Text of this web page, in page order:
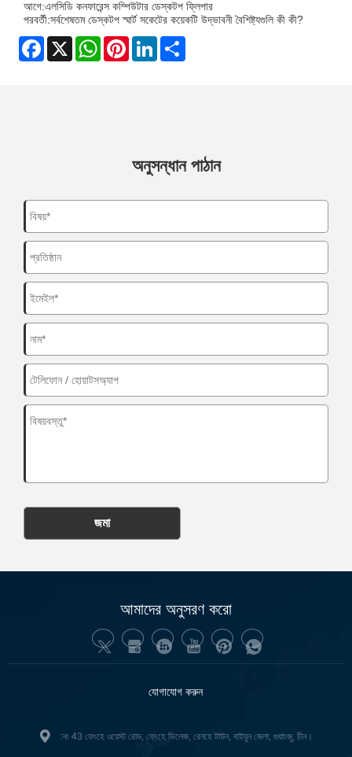
আগে:এলসিডি কনফারেন্স কম্পিউটার ডেস্কটপ ফ্লিপার
পরবর্তী:সর্বশেষতম ডেস্কটপ স্মার্ট সকেটের কয়েকটি উদ্ভাবনী বৈশিষ্ট্যগুলি কী কী?
Facebook
X WhatsAppPinterestLinkedIn
অনুসন্ধান পাঠান
জমা
আমাদের অনুসরণ করো
যোগাযোগ করুন
:নং 43 ফেংহে ওয়েস্ট রোড, ফেংহে ভিলেজ, রেনহে টাউন, বাইয়ুন জেলা, গুয়াংজু, চীন।